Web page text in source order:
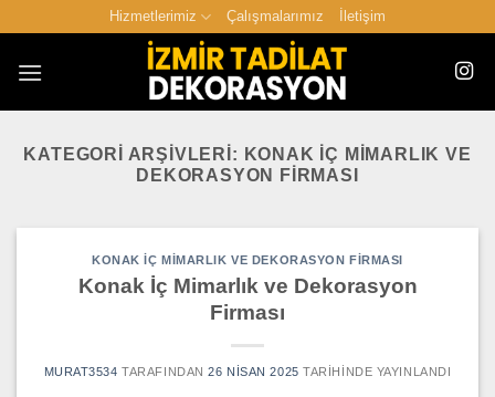
Hizmetlerimiz Çalışmalarımız İletişim
KATEGORI ARŞIVLERI: KONAK İÇ MIMARLIK VE
DEKORASYON FIRMASI
KONAK İÇ MIMARLIK VE DEKORASYON FIRMASI
Konak İç Mimarlık ve Dekorasyon
Firması
MURAT3534 TARAFINDAN 26 NISAN 2025 TARIHINDE YAYINLANDI